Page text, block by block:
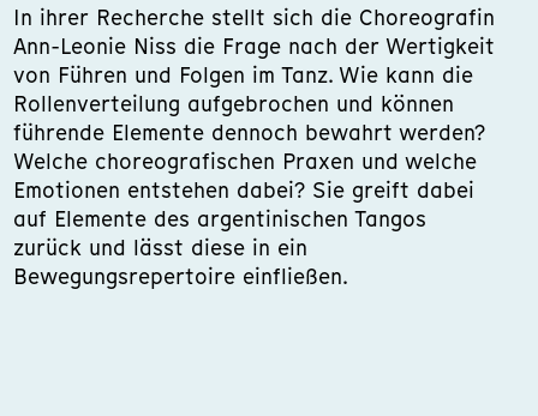
In ihrer Recherche stellt sich die Choreografin
Ann-Leonie Niss die Frage nach der Wertigkeit
von Führen und Folgen im Tanz. Wie kann die
Rollenverteilung aufgebrochen und können
führende Elemente dennoch bewahrt werden?
Welche choreografischen Praxen und welche
Emotionen entstehen dabei? Sie greift dabei
auf Elemente des argentinischen Tangos
zurück und lässt diese in ein
Bewegungsrepertoire einfließen.